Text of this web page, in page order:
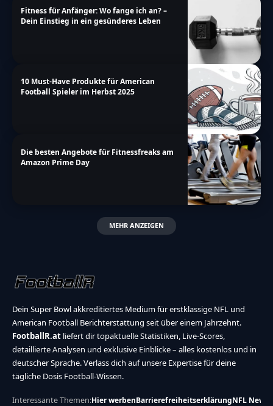
Fitness für Anfänger: Wo fange ich an? –
Dein Einstieg in ein gesünderes Leben
10 Must-Have Produkte für American
Football Spieler im Herbst 2025
Die besten Angebote für Fitnessfreaks am
Amazon Prime Day
MEHR ANZEIGEN
Dein Super Bowl akkreditiertes Medium für erstklassige NFL und
American Football Berichterstattung seit über einem Jahrzehnt.
FootballR.at liefert dir topaktuelle Statistiken, Live-Scores,
detaillierte Analysen und exklusive Einblicke – alles kostenlos und in
deutscher Sprache. Verlass dich auf unsere Expertise für deine
tägliche Dosis Football-Wissen.
Interessante Themen:Hier werbenBarrierefreiheitserklärungNFL News